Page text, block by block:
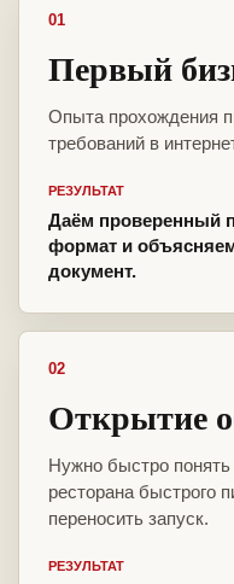
01
Первый
Опыта прохождения
требований в
РЕЗУЛЬТАТ
Даём проверенный
формат и
документ.
02
Открытие
Нужно быстро
ресторана быстрого
переносить запуск.
РЕЗУЛЬТАТ